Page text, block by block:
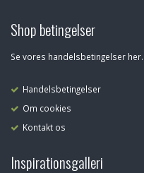
Shop betingelser
Se vores handelsbetingelser her.
Handelsbetingelser
Om cookies
Kontakt os
Inspirationsgalleri